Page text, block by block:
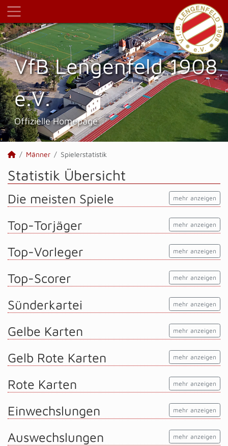
VfB Lengenfeld 1908
e.V.
Offizielle Homepage
Männer Spielerstatistik
Statistik Übersicht
Die meisten Spiele mehr anzeigen
Top-Torjäger mehr anzeigen
Top-Vorleger mehr anzeigen
Top-Scorer mehr anzeigen
Sünderkartei mehr anzeigen
Gelbe Karten mehr anzeigen
Gelb Rote Karten mehr anzeigen
Rote Karten mehr anzeigen
Einwechslungen mehr anzeigen
Auswechslungen mehr anzeigen